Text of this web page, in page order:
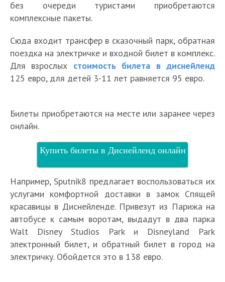
без очереди туристами приобретаются
комплексные пакеты.
Сюда входит трансфер в сказочный парк, обратная
поездка на электричке и входной билет в комплекс.
Для взрослых стоимость билета в диснейленд
125 евро, для детей 3-11 лет равняется 95 евро.
Билеты приобретаются на месте или заранее через
онлайн.
Купить билеты в Диснейленд онлайн
Например, Sputnik8 предлагает воспользоваться их
услугами комфортной доставки в замок Спящей
красавицы в Диснейленде. Привезут из Парижа на
автобусе к самым воротам, выдадут в два парка
Walt Disney Studios Park и Disneyland Park
электронный билет, и обратный билет в город на
электричку. Обойдется это в 138 евро.